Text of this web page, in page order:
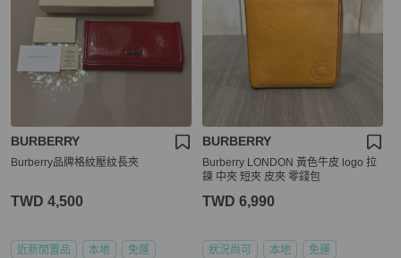
BURBERRY
Burberry品牌格紋壓紋長夾
TWD 4,500
近新閒置品 本地 免運
BURBERRY
Burberry LONDON 黃色牛皮 logo 拉
鍊 中夾 短夾 皮夾 零錢包
TWD 6,990
狀況尚可 本地 免運